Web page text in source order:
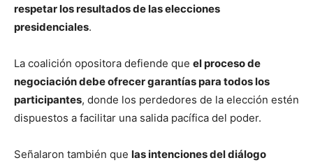
respetar los resultados de las elecciones
presidenciales.
La coalición opositora defiende que el proceso de
negociación debe ofrecer garantías para todos los
participantes, donde los perdedores de la elección estén
dispuestos a facilitar una salida pacífica del poder.
Señalaron también que las intenciones del diálogo